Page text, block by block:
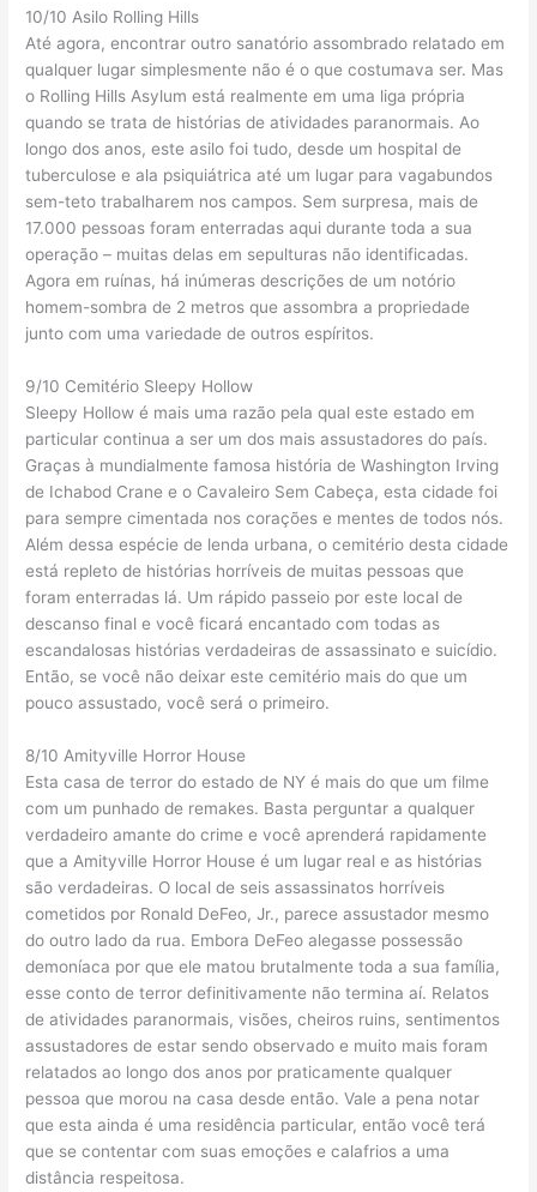
10/10 Asilo Rolling Hills
Até agora, encontrar outro sanatório assombrado relatado em
qualquer lugar simplesmente não é o que costumava ser. Mas
o Rolling Hills Asylum está realmente em uma liga própria
quando se trata de histórias de atividades paranormais. Ao
longo dos anos, este asilo foi tudo, desde um hospital de
tuberculose e ala psiquiátrica até um lugar para vagabundos
sem-teto trabalharem nos campos. Sem surpresa, mais de
17.000 pessoas foram enterradas aqui durante toda a sua
operação – muitas delas em sepulturas não identificadas.
Agora em ruínas, há inúmeras descrições de um notório
homem-sombra de 2 metros que assombra a propriedade
junto com uma variedade de outros espíritos.
9/10 Cemitério Sleepy Hollow
Sleepy Hollow é mais uma razão pela qual este estado em
particular continua a ser um dos mais assustadores do país.
Graças à mundialmente famosa história de Washington Irving
de Ichabod Crane e o Cavaleiro Sem Cabeça, esta cidade foi
para sempre cimentada nos corações e mentes de todos nós.
Além dessa espécie de lenda urbana, o cemitério desta cidade
está repleto de histórias horríveis de muitas pessoas que
foram enterradas lá. Um rápido passeio por este local de
descanso final e você ficará encantado com todas as
escandalosas histórias verdadeiras de assassinato e suicídio.
Então, se você não deixar este cemitério mais do que um
pouco assustado, você será o primeiro.
8/10 Amityville Horror House
Esta casa de terror do estado de NY é mais do que um filme
com um punhado de remakes. Basta perguntar a qualquer
verdadeiro amante do crime e você aprenderá rapidamente
que a Amityville Horror House é um lugar real e as histórias
são verdadeiras. O local de seis assassinatos horríveis
cometidos por Ronald DeFeo, Jr., parece assustador mesmo
do outro lado da rua. Embora DeFeo alegasse possessão
demoníaca por que ele matou brutalmente toda a sua família,
esse conto de terror definitivamente não termina aí. Relatos
de atividades paranormais, visões, cheiros ruins, sentimentos
assustadores de estar sendo observado e muito mais foram
relatados ao longo dos anos por praticamente qualquer
pessoa que morou na casa desde então. Vale a pena notar
que esta ainda é uma residência particular, então você terá
que se contentar com suas emoções e calafrios a uma
distância respeitosa.